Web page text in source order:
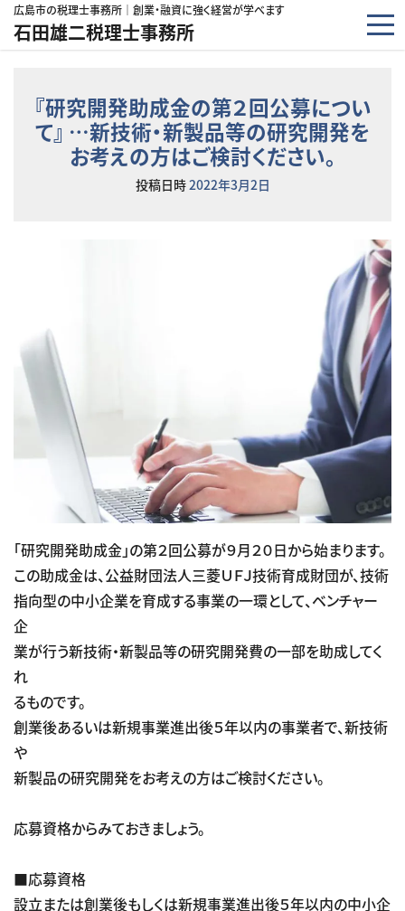
コンテンツへスキップ
広島市の税理士事務所｜創業・融資に強く経営が学べます
石田雄二税理士事務所
『研究開発助成金の第２回公募につい
て』 …新技術・新製品等の研究開発を
お考えの方はご検討ください。
投稿日時2022年3月2日
「研究開発助成金」の第２回公募が９月２０日から始まります。
この助成金は、公益財団法人三菱ＵＦＪ技術育成財団が、技術
指向型の中小企業を育成する事業の一環として、ベンチャー
企
業が行う新技術・新製品等の研究開発費の一部を助成してく
れ
るものです。
創業後あるいは新規事業進出後５年以内の事業者で、新技術
や
新製品の研究開発をお考えの方はご検討ください。
応募資格からみておきましょう。
■応募資格
設立または創業後もしくは新規事業進出後５年以内の中小企